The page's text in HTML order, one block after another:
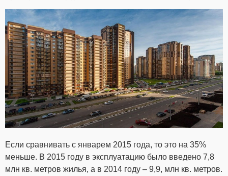
Если сравнивать с январем 2015 года, то это на 35%
меньше. В 2015 году в эксплуатацию было введено 7,8
млн кв. метров жилья, а в 2014 году – 9,9, млн кв. метров.